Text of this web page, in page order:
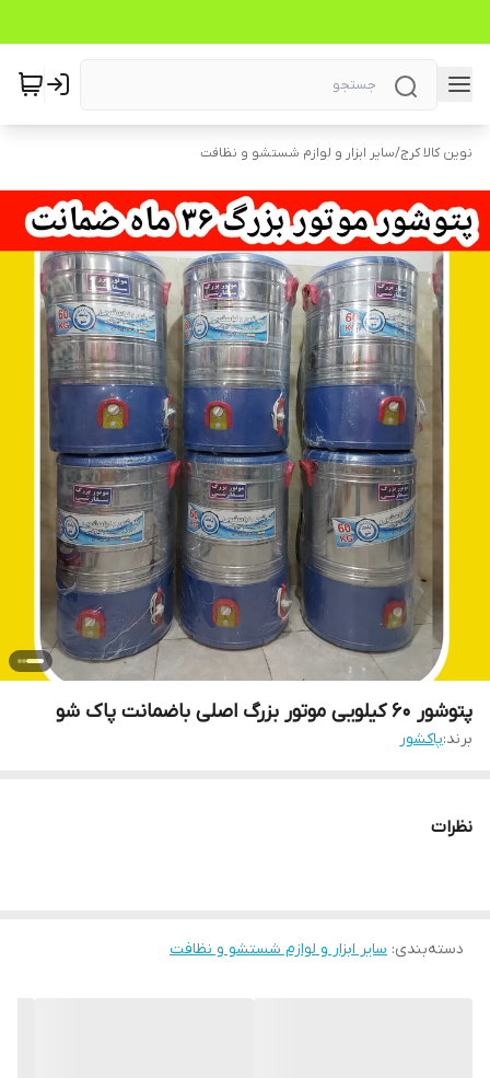
نوین کالا کرج/سایر ابزار و لوازم شستشو و نظافت
پتوشور ۶۰ کیلویی موتور بزرگ اصلی باضمانت پاک شو
برند:پاکشور
نظرات
دسته‌بندی: سایر ابزار و لوازم شستشو و نظافت